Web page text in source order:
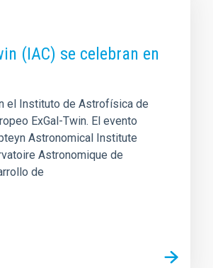
(IAC) se celebran en
el Instituto de Astrofísica de
ExGal-Twin. El evento
Astronomical Institute
Astronomique de
de